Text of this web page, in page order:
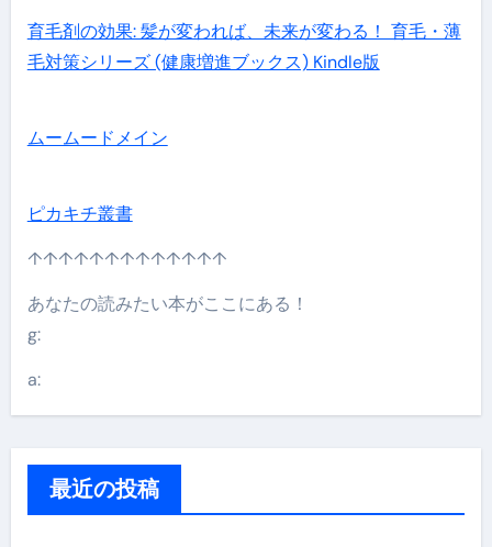
育毛剤の効果: 髪が変われば、未来が変わる！ 育毛・薄
毛対策シリーズ (健康増進ブックス) Kindle版
ムームードメイン
ピカキチ叢書
↑↑↑↑↑↑↑↑↑↑↑↑↑
あなたの読みたい本がここにある！
g:
a:
最近の投稿